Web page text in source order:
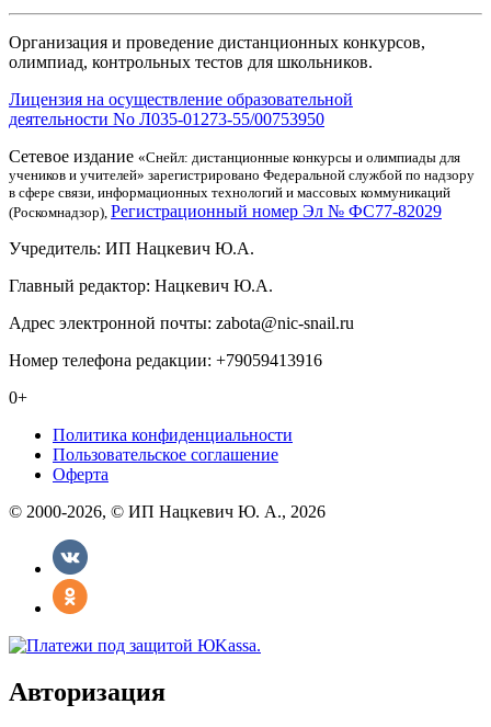
Организация и проведение дистанционных конкурсов,
олимпиад, контрольных тестов для школьников.
Лицензия на осуществление образовательной
деятельности No Л035-01273-55/00753950
Сетевое издание «Снейл: дистанционные конкурсы и олимпиады для
учеников и учителей» зарегистрировано Федеральной службой по надзору
в сфере связи, информационных технологий и массовых коммуникаций
(Роскомнадзор), Регистрационный номер Эл № ФС77-82029
Учредитель: ИП Нацкевич Ю.А.
Главный редактор: Нацкевич Ю.А.
Адрес электронной почты: zabota@nic-snail.ru
Номер телефона редакции: +79059413916
0+
Политика конфиденциальности
Пользовательское соглашение
Оферта
© 2000-2026, © ИП Нацкевич Ю. А., 2026
Авторизация